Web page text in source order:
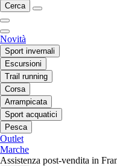
Cerca
Novità
Sport invernali
Escursioni
Trail running
Corsa
Arrampicata
Sport acquatici
Pesca
Outlet
Marche
Assistenza post-vendita in